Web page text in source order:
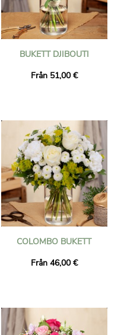
BUKETT DJIBOUTI
Från 51,00 €
COLOMBO BUKETT
Från 46,00 €